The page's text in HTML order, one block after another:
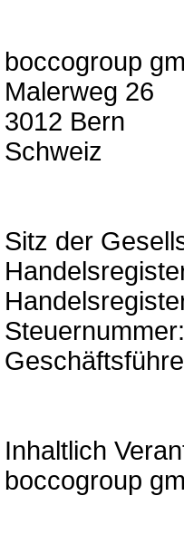
boccogroup
Malerweg 26
3012 Bern
Schweiz
Sitz der
Inhaltlich
boccogroup